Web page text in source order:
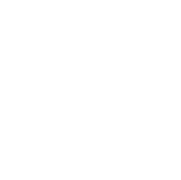
付款」的支付方式。 讓您購物簡單
需儲值。
。
後，將跳轉至「AFTEE先享後付」
即可完成結帳。